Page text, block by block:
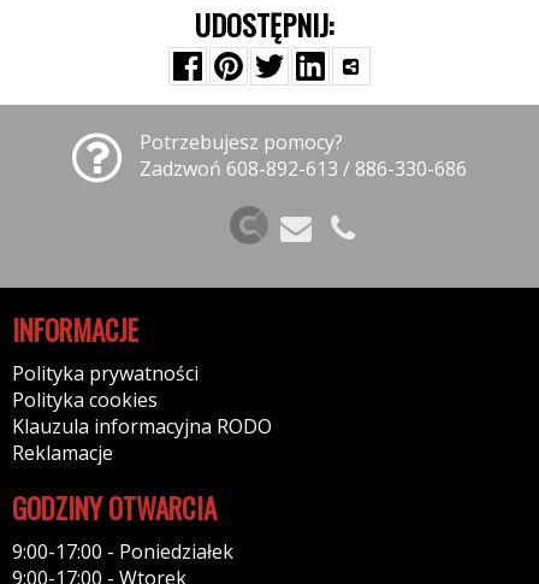
UDOSTĘPNIJ:
Potrzebujesz pomocy?
Zadzwoń 608-892-613 / 886-330-686
INFORMACJE
Polityka prywatności
Polityka cookies
Klauzula informacyjna RODO
Reklamacje
GODZINY OTWARCIA
9:00-17:00 - Poniedziałek
9:00-17:00 - Wtorek